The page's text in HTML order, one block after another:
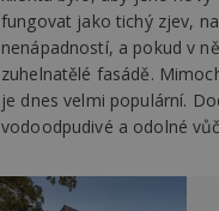
fungovat jako tichý zjev,
nenápadností, a pokud v
zuhelnatělé fasádě.
je dnes velmi populární.
vodoodpudivé a odolné